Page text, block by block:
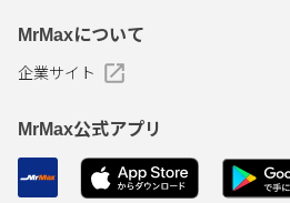
MrMaxについて
企業サイト
MrMax公式アプリ